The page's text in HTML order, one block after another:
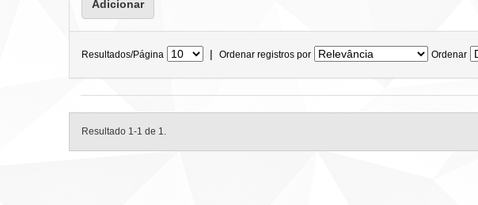
Resultados/Página | Ordenar registros por Ordenar
Resultado 1-1 de 1.